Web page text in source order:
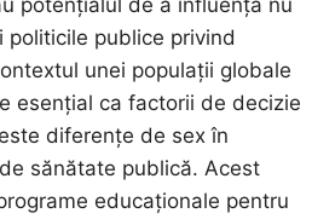
publice privind
unei populații globale
esențial ca factorii de decizie
diferențe de sex în
sănătate publică. Acest
educaționale pentru